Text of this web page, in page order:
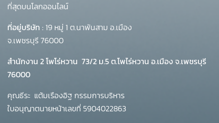
ที่สุดบนโลกออนไลน์
ที่อยู่บริษัท : 19 หมู่ 1 ต.นาพันสาม อ.เมือง
จ.เพชรบุรี 76000
สำนักงาน 2 โพโร่หวาน 73/2 ม.5 ต.โพไร่หวาน อ.เมือง จ.เพชรบุรี
76000
คุณธีระ แต้มเรืองอิฐ กรรมการบริหาร
ใบอนุญาตนายหน้าเลขที่ 5904022863